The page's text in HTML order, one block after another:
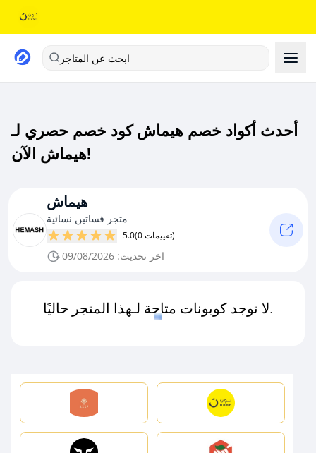
ابحث عن المتاجر
أحدث أكواد خصم هيماش كود خصم حصري لـ
هيماش الآن!
هيماش
متجر فساتين نسائية
5.0 (0 تقييمات)
اخر تحديث: 09/08/2026
لا توجد كوبونات متاحة لـهذا المتجر حاليًا.